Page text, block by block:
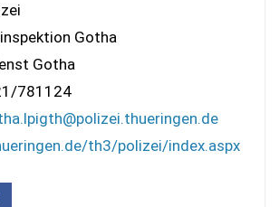
Gotha
Gotha
781124
th3/polizei/index.aspx